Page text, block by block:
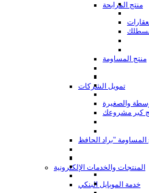
منتج المرابحة
منتج المساومة
تمويل الشركات
والصغيرة
كبر مشروعك
المنتجات والخدمات الإلكترونية
خدمة الموبايل البنكي